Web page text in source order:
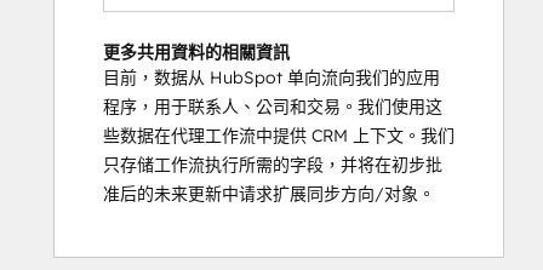
更多共用資料的相關資訊
目前，数据从 HubSpot 单向流向我们的应用
程序，用于联系人、公司和交易。我们使用这
些数据在代理工作流中提供 CRM 上下文。我们
只存储工作流执行所需的字段，并将在初步批
准后的未来更新中请求扩展同步方向/对象。